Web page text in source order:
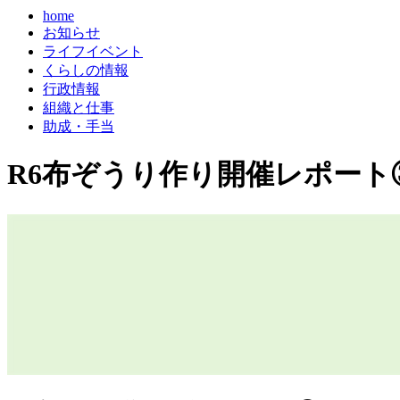
home
お知らせ
ライフイベント
くらしの情報
行政情報
組織と仕事
助成・手当
R6布ぞうり作り開催レポー